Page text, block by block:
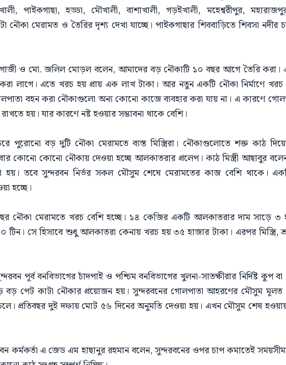
পাইকগাছা, হড্ডা, মৌখালী, বাশাখালী, গড়ইখালী, মহেশ্বরীপুর,
নৌকা মেরামত ও তৈরির দৃশ্য দেখা যাচ্ছে। পাইকগাছার শিববাড়িতে শিবসা
গাজী ও মো. জলিল মোড়ল বলেন, আমাদের বড় নৌকাটি ১০ বছর আগে তৈরি করা।
লাগে। এতে খরচ হয় প্রায় এক লাখ টাকা। আর নতুন একটি নৌকা নির্মাণে খরচ
বহন করা নৌকাগুলো অন্য কোনো কাজে ব্যবহার করা যায় না। এ কারণে
হয়। যার কারণে নষ্ট হওয়ার সম্ভাবনা থাকে বেশি।
পুরোনো বড় দুটি নৌকা মেরামতে ব্যস্ত মিস্ত্রিরা। নৌকাগুলোতে শক্ত কাঠ
কোনো কোনো নৌকায় দেওয়া হচ্ছে আলকাতরার প্রলেপ। কাঠ মিস্ত্রী আছাবুর
তবে সুন্দরবন নির্ভর সকল মৌসুম শেষে মেরামতের কাজ বেশি থাকে।
হচ্ছে।
নৌকা মেরামতে খরচ বেশি হচ্ছে। ১৪ কেজির একটি আলকাতরার দাম সাড়ে ৩
টিন। সে হিসাবে শুধু আলকাতরা কেনায় খরচ হয় ৩৫ হাজার টাকা। এরপর মিস্ত্রি,
পূর্ব বনবিভাগের চাঁদপাই ও পশ্চিম বনবিভাগের খুলনা-সাতক্ষীরার নির্দিষ্ট কুপ
বড় পেট কাটা নৌকার প্রয়োজন হয়। সুন্দরবনের গোলপাতা আহরণের মৌসুম মূলত
প্রতিবছর দুই দফায় মোট ৫৬ দিনের অনুমতি দেওয়া হয়। এখন মৌসুম শেষ
কর্মকর্তা এ জেড এম হাছানুর রহমান বলেন, সুন্দরবনের ওপর চাপ কমাতেই সময়সীমা